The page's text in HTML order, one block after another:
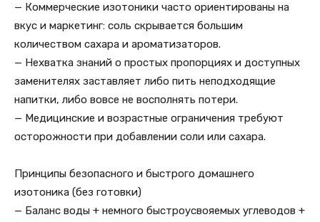
— Коммерческие изотоники часто ориентированы на
вкус и маркетинг: соль скрывается большим
количеством сахара и ароматизаторов.
— Нехватка знаний о простых пропорциях и доступных
заменителях заставляет либо пить неподходящие
напитки, либо вовсе не восполнять потери.
— Медицинские и возрастные ограничения требуют
осторожности при добавлении соли или сахара.
Принципы безопасного и быстрого домашнего
изотоника (без готовки)
— Баланс воды + немного быстроусвояемых углеводов +